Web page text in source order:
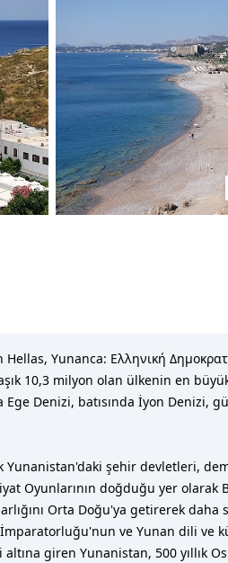
Yunanca: Ελληνική
10,3 milyon olan ülkenin en
Denizi, batısında İyon Denizi,
şehir devletleri,
Oyunlarının doğduğu yer olarak
Orta Doğu'ya getirerek daha
İmparatorluğu'nun ve Yunan dili ve
giren Yunanistan, 500 yıllık